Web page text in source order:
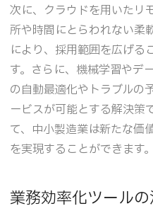
次に、クラウドを用いたリ
所や時間にとらわれない柔
により、採用範囲を広げる
す。さらに、機械学習やデ
の自動最適化やトラブルの
ービスが可能とする解決策
て、中小製造業は新たな価
を実現することができます。
業務効率化ツール